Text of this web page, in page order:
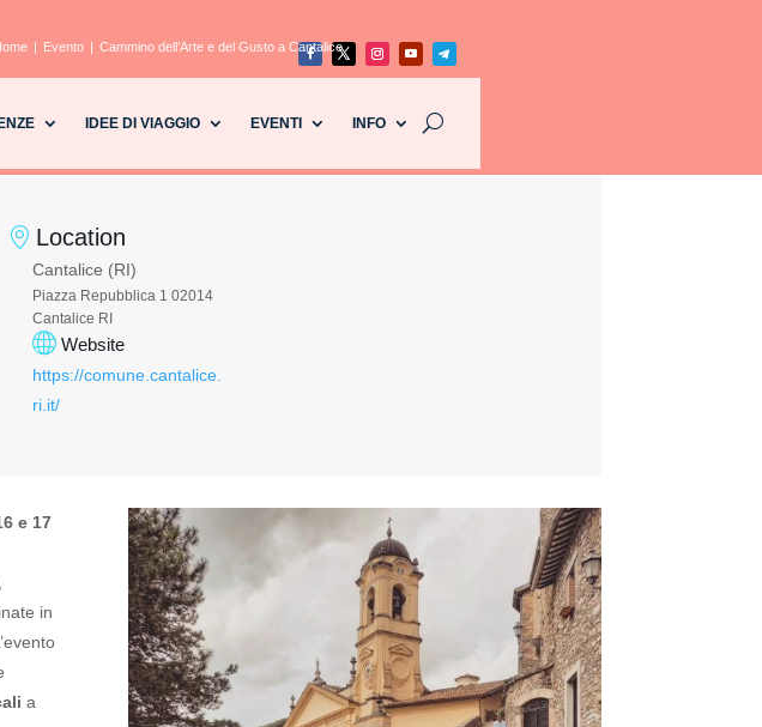
IDEE DI VIAGGIO EVENTI INFO
Evento Cammino dell’Arte e del Gusto a Cantalice
Location
Cantalice (RI)
Piazza Repubblica 1 02014
Cantalice RI
Website
https://comune.cantalice.
ri.it/
e 17
in
a